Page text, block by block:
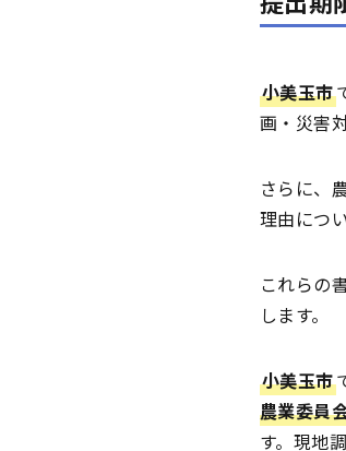
小美玉市
画・災害
さらに、
理由につ
これらの
します。
小美玉市
農業委員
す。現地